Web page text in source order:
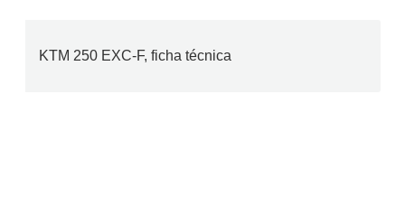
KTM 250 EXC-F, ficha técnica